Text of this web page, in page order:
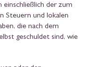
einschließlich der zum
Steuern und lokalen
die nach dem
geschuldet sind, wie